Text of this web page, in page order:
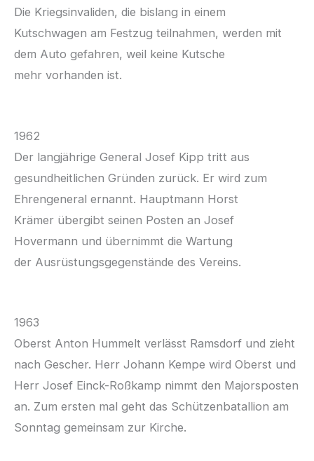
Die Kriegsinvaliden, die bislang in einem
Kutschwagen am Festzug teilnahmen, werden mit
dem Auto gefahren, weil keine Kutsche
mehr vorhanden ist.
1962
Der langjährige General Josef Kipp tritt aus
gesundheitlichen Gründen zurück. Er wird zum
Ehrengeneral ernannt. Hauptmann Horst
Krämer übergibt seinen Posten an Josef
Hovermann und übernimmt die Wartung
der Ausrüstungsgegenstände des Vereins.
1963
Oberst Anton Hummelt verlässt Ramsdorf und zieht
nach Gescher. Herr Johann Kempe wird Oberst und
Herr Josef Einck-Roßkamp nimmt den Majorsposten
an. Zum ersten mal geht das Schützenbatallion am
Sonntag gemeinsam zur Kirche.